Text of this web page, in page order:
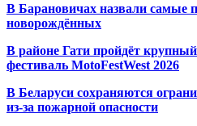
В Барановичах назвали самые
новорождённых
В районе Гати пройдёт
фестиваль MotoFestWest 2026
В Беларуси сохраняются
из-за пожарной опасности